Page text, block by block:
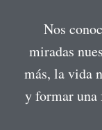
Nos
miradas
más, la vida
y formar